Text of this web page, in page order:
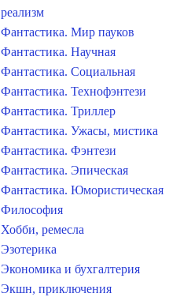
реализм
Фантастика. Мир пауков
Фантастика. Научная
Фантастика. Социальная
Фантастика. Технофэнтези
Фантастика. Триллер
Фантастика. Ужасы, мистика
Фантастика. Фэнтези
Фантастика. Эпическая
Фантастика. Юмористическая
Философия
Хобби, ремесла
Эзотерика
Экономика и бухгалтерия
Экшн, приключения